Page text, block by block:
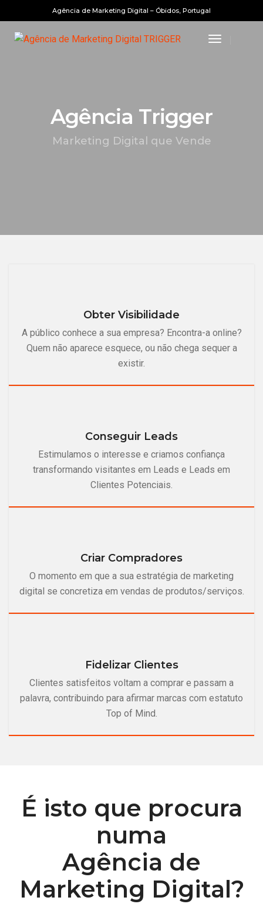
Agência de Marketing Digital – Óbidos, Portugal
Toggle
Agência Trigger
Marketing Digital que Vende
Obter Visibilidade
A público conhece a sua empresa? Encontra-a online?
Quem não aparece esquece, ou não chega sequer a
existir.
Conseguir Leads
Estimulamos o interesse e criamos confiança
transformando visitantes em Leads e Leads em
Clientes Potenciais.
Criar Compradores
O momento em que a sua estratégia de marketing
digital se concretiza em vendas de produtos/serviços.
Fidelizar Clientes
Clientes satisfeitos voltam a comprar e passam a
palavra, contribuindo para afirmar marcas com estatuto
Top of Mind.
É isto que procura
numa
Agência de
Marketing Digital?